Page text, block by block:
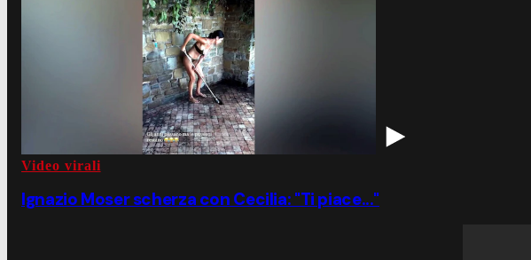
Video virali
Ignazio Moser scherza con Cecilia: "Ti piace..."